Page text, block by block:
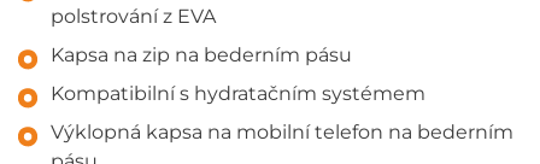
polstrování z EVA
Kapsa na zip na bederním pásu
Kompatibilní s hydratačním systémem
Výklopná kapsa na mobilní telefon na bederním